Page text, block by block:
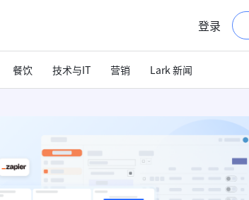
登录
餐饮 技术与IT 营销 Lark 新闻